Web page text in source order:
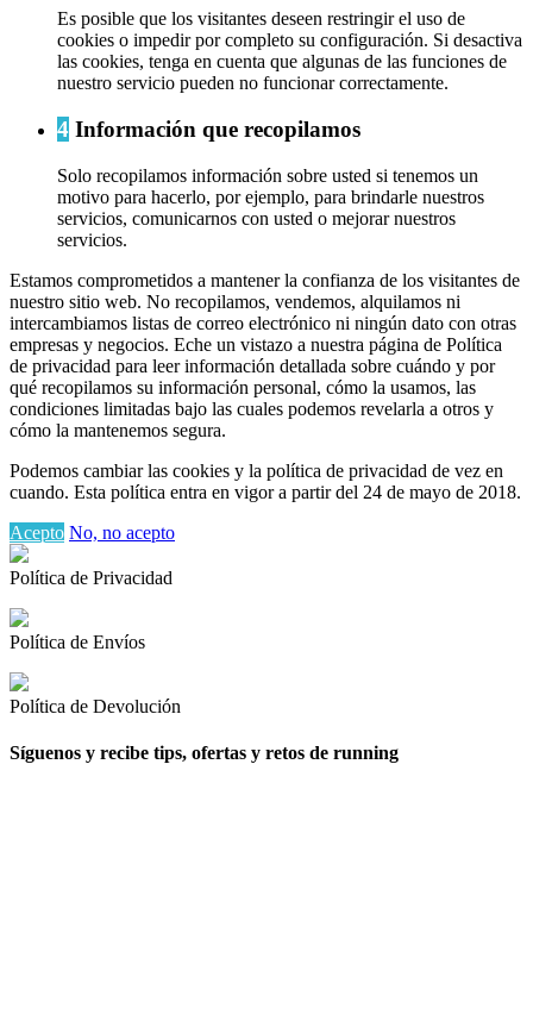
Es posible que los visitantes deseen restringir el uso de
cookies o impedir por completo su configuración. Si desactiva
las cookies, tenga en cuenta que algunas de las funciones de
nuestro servicio pueden no funcionar correctamente.
4 Información que recopilamos
Solo recopilamos información sobre usted si tenemos un
motivo para hacerlo, por ejemplo, para brindarle nuestros
servicios, comunicarnos con usted o mejorar nuestros
servicios.
Estamos comprometidos a mantener la confianza de los visitantes de
nuestro sitio web. No recopilamos, vendemos, alquilamos ni
intercambiamos listas de correo electrónico ni ningún dato con otras
empresas y negocios. Eche un vistazo a nuestra página de Política
de privacidad para leer información detallada sobre cuándo y por
qué recopilamos su información personal, cómo la usamos, las
condiciones limitadas bajo las cuales podemos revelarla a otros y
cómo la mantenemos segura.
Podemos cambiar las cookies y la política de privacidad de vez en
cuando. Esta política entra en vigor a partir del 24 de mayo de 2018.
Acepto No, no acepto
Política de Privacidad
Política de Envíos
Política de Devolución
Síguenos y recibe tips, ofertas y retos de running